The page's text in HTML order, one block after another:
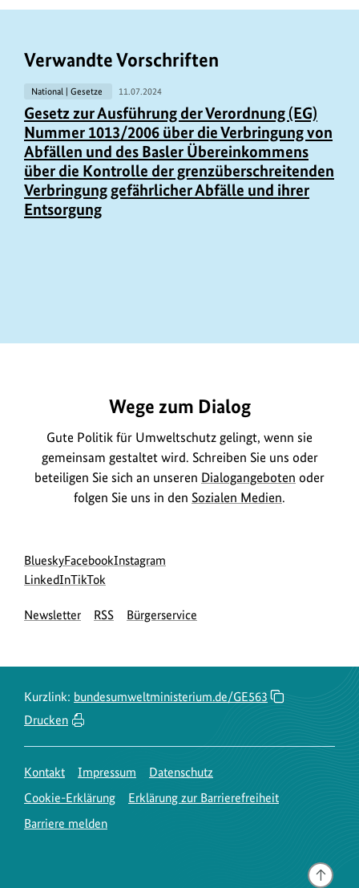
Verwandte Vorschriften
National | Gesetze 11.07.2024
Gesetz zur Ausführung der Verordnung (EG)
Nummer 1013/2006 über die Verbringung von
Abfällen und des Basler Übereinkommens
über die Kontrolle der grenzüberschreitenden
Verbringung gefährlicher Abfälle und ihrer
Entsorgung
Wege zum Dialog
Gute Politik für Umweltschutz gelingt, wenn sie
gemeinsam gestaltet wird. Schreiben Sie uns oder
beteiligen Sie sich an unseren Dialogangeboten oder
folgen Sie uns in den Sozialen Medien.
Social
Media
Blueskyzur
Bluesky-
des
Facebookzur
des
Instagram
des
LinkedInzur
Seite
zur
Seite
TikTok
Newsletter RSS Bürgerservice
Kurzlink: bundesumweltministerium.de/GE563
Drucken
Kontakt Impressum
Datenschutz
Cookie-Erklärung
Erklärung zur Barrierefreiheit
Barriere melden
Gehe